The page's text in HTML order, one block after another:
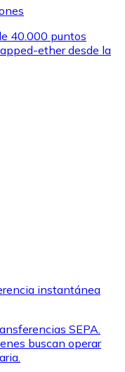
40.000 puntos
ether desde la
instantánea
SEPA.
buscan operar